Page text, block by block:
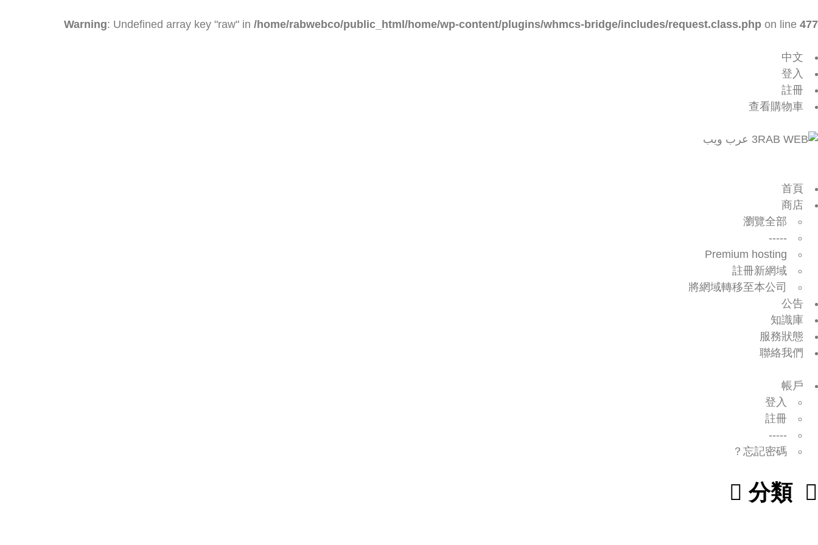
Warning: Undefined array key "raw" in /home/rabwebco/public_html/home/wp-content/plugins/whmcs-bridge/includes/request.class.php on line 477
中文
登入
註冊
查看購物車
首頁
商店
瀏覽全部
-----
Premium hosting
註冊新網域
將網域轉移至本公司
公告
知識庫
服務狀態
聯絡我們
帳戶
登入
註冊
-----
忘記密碼？
分類